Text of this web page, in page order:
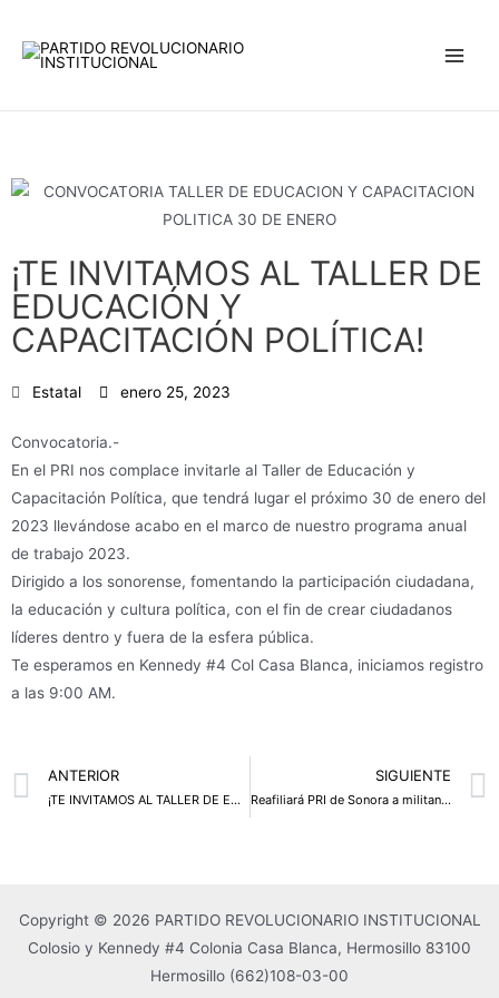
contenido
¡TE INVITAMOS AL TALLER DE
EDUCACIÓN Y
CAPACITACIÓN POLÍTICA!
Estatal enero 25, 2023
Convocatoria.-
En el PRI nos complace invitarle al Taller de Educación y
Capacitación Política, que tendrá lugar el próximo 30 de enero del
2023 llevándose acabo en el marco de nuestro programa anual
de trabajo 2023.
Dirigido a los sonorense, fomentando la participación ciudadana,
la educación y cultura política, con el fin de crear ciudadanos
líderes dentro y fuera de la esfera pública.
Te esperamos en Kennedy #4 Col Casa Blanca, iniciamos registro
a las 9:00 AM.
Prev
ANTERIOR
¡TE INVITAMOS AL TALLER DE EDUCACIÓN Y CAPACITACIÓN POLÍTICA!
SIGUIENTE
Reafiliará PRI de Sonora a militantes
Copyright © 2026 PARTIDO REVOLUCIONARIO INSTITUCIONAL
Colosio y Kennedy #4 Colonia Casa Blanca, Hermosillo 83100
Hermosillo (662)108-03-00